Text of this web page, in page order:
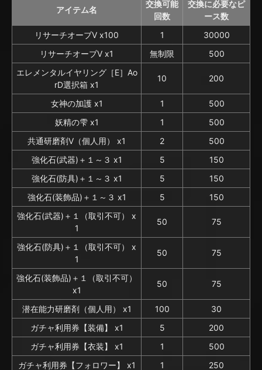
アイテム名
交換可能
回数
交換に必要なピ
ース数
リサーチオーブV x100
1
30000
リサーチオーブV x1
無制限
500
エレメンタルイヤリング［E］Ao
rD選択箱 x1
10 200
女神の加護 x1 1
500
妖精の雫 x1
1
500
共通研磨剤V（個人用） x1
2
500
強化石(武器)＋１～３ x1
5
150
強化石(防具)＋１～３ x1
5
150
強化石(装飾品)＋１～３ x1
5
150
強化石(武器)＋１（取引不可） x
1
50 75
強化石(防具)＋１（取引不可） x
1
50 75
強化石(装飾品)＋１（取引不可）
x1
50 75
潜在能力研磨剤（個人用） x1 100
30
ガチャ利用券【装備】 x1
5
200
ガチャ利用券【衣装】 x1
1
500
ガチャ利用券【フォロワー】 x1
1 250